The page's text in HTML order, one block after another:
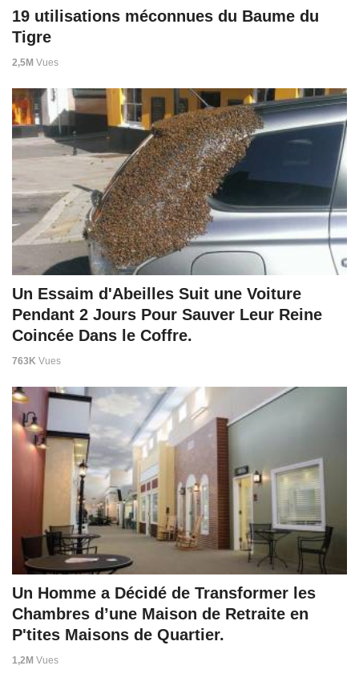
19 utilisations méconnues du Baume du
Tigre
2,5M Vues
Un Essaim d'Abeilles Suit une Voiture
Pendant 2 Jours Pour Sauver Leur Reine
Coincée Dans le Coffre.
763K Vues
Un Homme a Décidé de Transformer les
Chambres d’une Maison de Retraite en
P'tites Maisons de Quartier.
1,2M Vues